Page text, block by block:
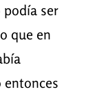
podía ser
que en
entonces